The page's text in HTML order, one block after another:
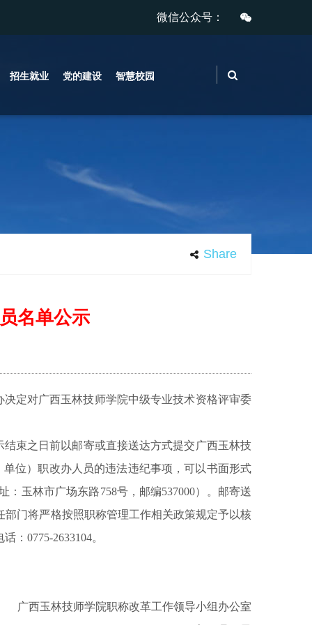
微信公众号：
招生就业 党的建设 智慧校园
Share
名单公示
定对广西玉林技师学院中级专业技术资格评审委
束之日前以邮寄或直接送达方式提交广西玉林技
位）职改办人员的违法违纪事项，可以书面形式
玉林市广场东路758号，邮编537000）。邮寄送
门将严格按照职称管理工作相关政策规定予以核
：0775-2633104。
广西玉林技师学院职称改革工作领导小组办公室